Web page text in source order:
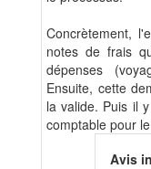
Concrètement,
notes de frais
dépenses
Ensuite, cette
la valide. Puis il
comptable pour
Avis